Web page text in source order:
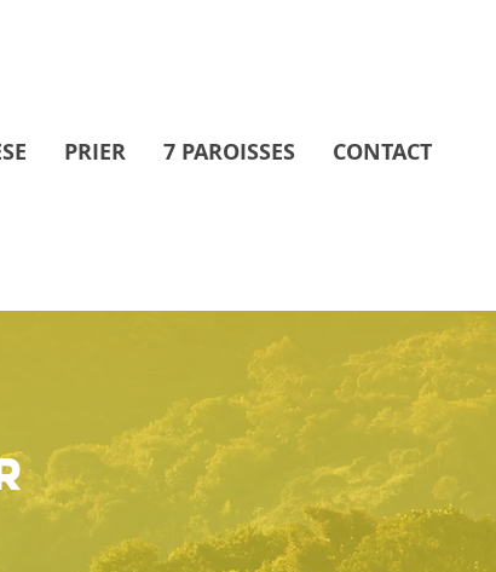
PRIER 7 PAROISSES CONTACT